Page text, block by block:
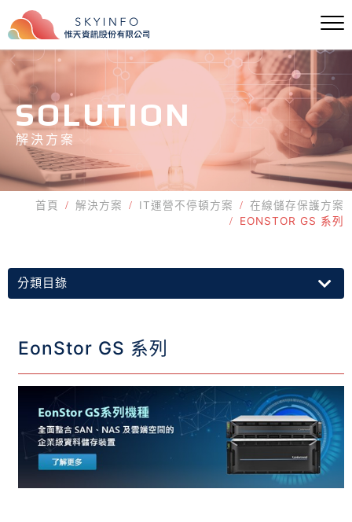
SOLUTION
解決方案
首頁 解決方案 IT運營不停頓方案
在線儲存保護方案
EONSTOR GS 系列
分類目錄
EonStor GS 系列